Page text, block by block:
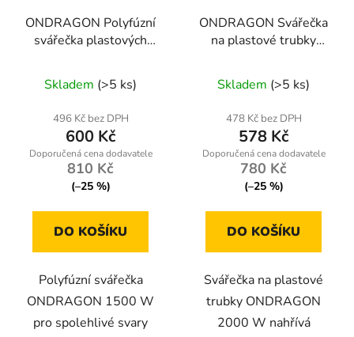
ONDRAGON Polyfúzní
svářečka plastových
nástavců 20–63 mm,
320 °C, kufr
Skladem (>5 ks)
496 Kč bez DPH
600 Kč
810 Kč
(–25 %)
DO KOŠÍKU
Polyfúzní svářečka
ONDRAGON 1500 W
pro spolehlivé svary
ONDRAGON Svářečka
na plastové trubky
nástavce 20–32 mm,
kufřík, 320 °C
Skladem (>5 ks)
478 Kč bez DPH
578 Kč
780 Kč
(–25 %)
DO KOŠÍKU
Svářečka na plastové
trubky ONDRAGON
2000 W nahřívá